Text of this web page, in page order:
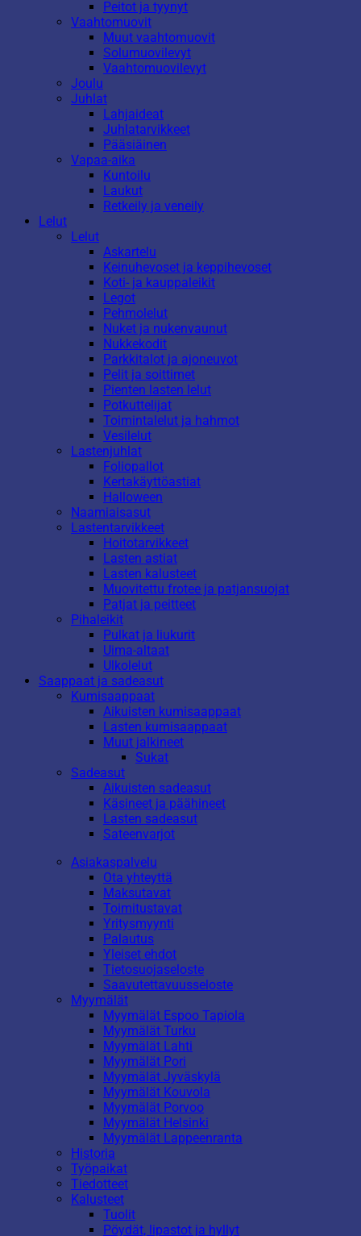
Peitot ja tyynyt
Vaahtomuovit
Muut vaahtomuovit
Solumuovilevyt
Vaahtomuovilevyt
Joulu
Juhlat
Lahjaideat
Juhlatarvikkeet
Pääsiäinen
Vapaa-aika
Kuntoilu
Laukut
Retkeily ja veneily
Lelut
Lelut
Askartelu
Keinuhevoset ja keppihevoset
Koti- ja kauppaleikit
Legot
Pehmolelut
Nuket ja nukenvaunut
Nukkekodit
Parkkitalot ja ajoneuvot
Pelit ja soittimet
Pienten lasten lelut
Potkuttelijat
Toimintalelut ja hahmot
Vesilelut
Lastenjuhlat
Foliopallot
Kertakäyttöastiat
Halloween
Naamiaisasut
Lastentarvikkeet
Hoitotarvikkeet
Lasten astiat
Lasten kalusteet
Muovitettu frotee ja patjansuojat
Patjat ja peitteet
Pihaleikit
Pulkat ja liukurit
Uima-altaat
Ulkolelut
Saappaat ja sadeasut
Kumisaappaat
Aikuisten kumisaappaat
Lasten kumisaappaat
Muut jalkineet
Sukat
Sadeasut
Aikuisten sadeasut
Käsineet ja päähineet
Lasten sadeasut
Sateenvarjot
Asiakaspalvelu
Ota yhteyttä
Maksutavat
Toimitustavat
Yritysmyynti
Palautus
Yleiset ehdot
Tietosuojaseloste
Saavutettavuusseloste
Myymälät
Myymälät Espoo Tapiola
Myymälät Turku
Myymälät Lahti
Myymälät Pori
Myymälät Jyväskylä
Myymälät Kouvola
Myymälät Porvoo
Myymälät Helsinki
Myymälät Lappeenranta
Historia
Työpaikat
Tiedotteet
Kalusteet
Tuolit
Pöydät, lipastot ja hyllyt